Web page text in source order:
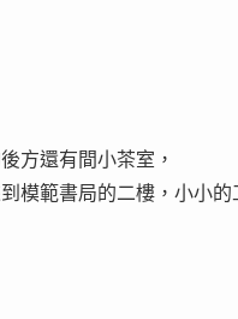
方還有間小茶室，
模範書局的二樓，小小